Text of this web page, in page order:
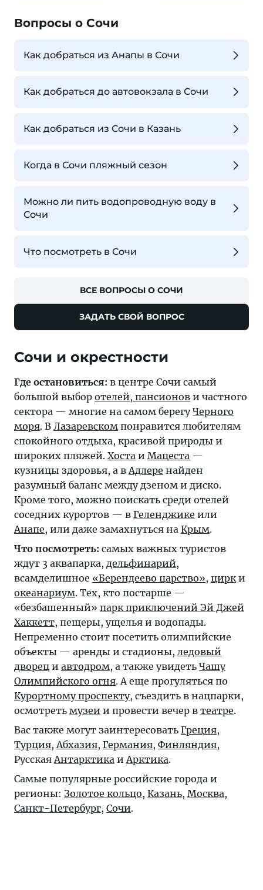
Вопросы о Сочи
Как добраться из Анапы в Сочи
Как добраться до автовокзала в Сочи
Как добраться из Сочи в Казань
Когда в Сочи пляжный сезон
Можно ли пить водопроводную воду в
Сочи
Что посмотреть в Сочи
ВСЕ ВОПРОСЫ О СОЧИ
ЗАДАТЬ СВОЙ ВОПРОС
Где остановиться: в центре Сочи самый
большой выбор отелей, пансионов и частного
сектора — многие на самом берегуЧерного
моря. В Лазаревском понравится любителям
спокойного отдыха, красивой природы и
широких пляжей. Хоста и Мацеста —
кузницы здоровья, а в Адлере найден
разумный баланс между дзеном и диско.
Кроме того, можно поискать среди отелей
соседних курортов — в Геленджике или
Анапе, или даже замахнуться на Крым.
Что посмотреть: самых важных туристов
ждут 3 аквапарка, дельфинарий,
всамделишное «Берендеево царство», цирк и
океанариум. Тех, кто постарше —
«безбашенный» парк приключений Эй Джей
Хаккетт, пещеры, ущелья и водопады.
Непременно стоит посетить олимпийские
объекты — аренды и стадионы, ледовый
дворец и автодром, а также увидеть Чашу
Олимпийского огня. А еще прогуляться по
Курортному проспекту, съездить в нацпарки,
осмотреть музеи и провести вечер в театре.
Вас также могут заинтересовать Греция,
Турция, Абхазия, Германия, Финляндия,
Русская Антарктика и Арктика.
Самые популярные российские города и
регионы: Золотое кольцо, Казань, Москва,
Санкт-Петербург, Сочи.